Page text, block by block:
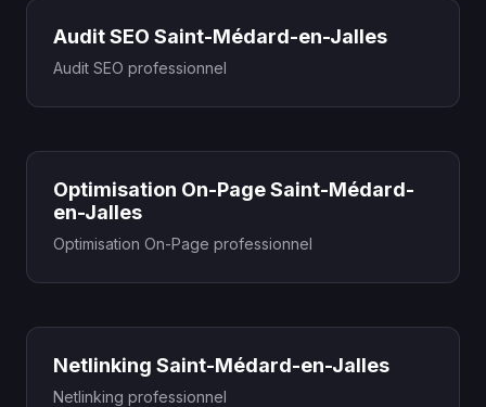
Audit SEO Saint-Médard-en-Jalles
Audit SEO professionnel
Optimisation On-Page Saint-Médard-
en-Jalles
Optimisation On-Page professionnel
Netlinking Saint-Médard-en-Jalles
Netlinking professionnel